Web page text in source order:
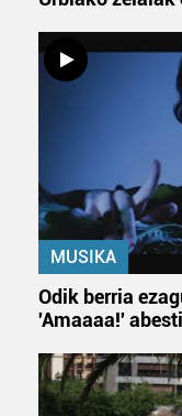
teknologia erabiliz,
pertsonalizatuak
neurtzeko, jendeari
produktuak
erabiltzen dituen
Bazkide batzuek
interes komertzial
bazkideen
duten interes
dezakezun
Lortu zure datu
buruzko informazio
datuen atalean.
zure baimena
MUSIKA
Odik berria
'Amaaaa!'